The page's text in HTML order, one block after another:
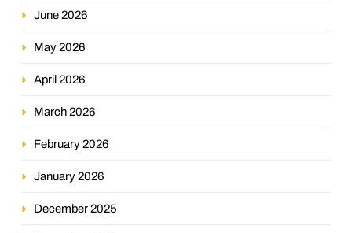
June 2026
May 2026
April 2026
March 2026
February 2026
January 2026
December 2025